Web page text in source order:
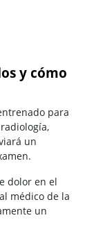
y cómo
para
un
dolor en el
médico de la
un